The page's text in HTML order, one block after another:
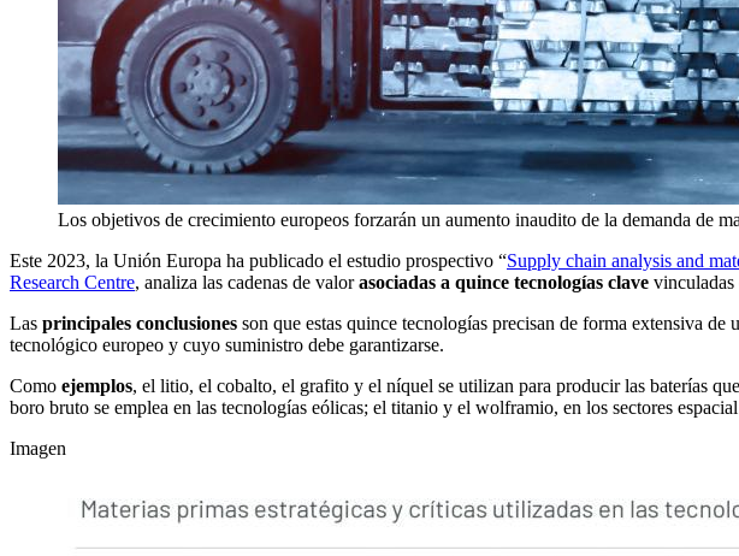
Los objetivos de crecimiento europeos forzarán un aumento inaudito de la demanda de
Este 2023, la Unión Europa ha publicado el estudio prospectivo “Supply chain analysis and
Research Centre, analiza las cadenas de valorasociadas a quince tecnologías clave vinculadas
Las principales conclusiones son que estas quince tecnologías precisan de forma extensiva
tecnológico europeo y cuyo suministro debe garantizarse.
Como ejemplos, el litio, el cobalto, el grafito y el níquel se utilizan para producir las baterías
boro bruto se emplea en las tecnologías eólicas; el titanio y el wolframio, en los sectores
Imagen